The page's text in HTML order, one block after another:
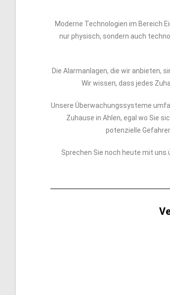
Moderne Technologien im Bereich
nur physisch, sondern auch
Die Alarmanlagen, die wir anbieten,
Wir wissen, dass jedes
Unsere Überwachungssysteme
Zuhause in Ahlen, egal wo Sie
potenzielle
Sprechen Sie noch heute mit uns